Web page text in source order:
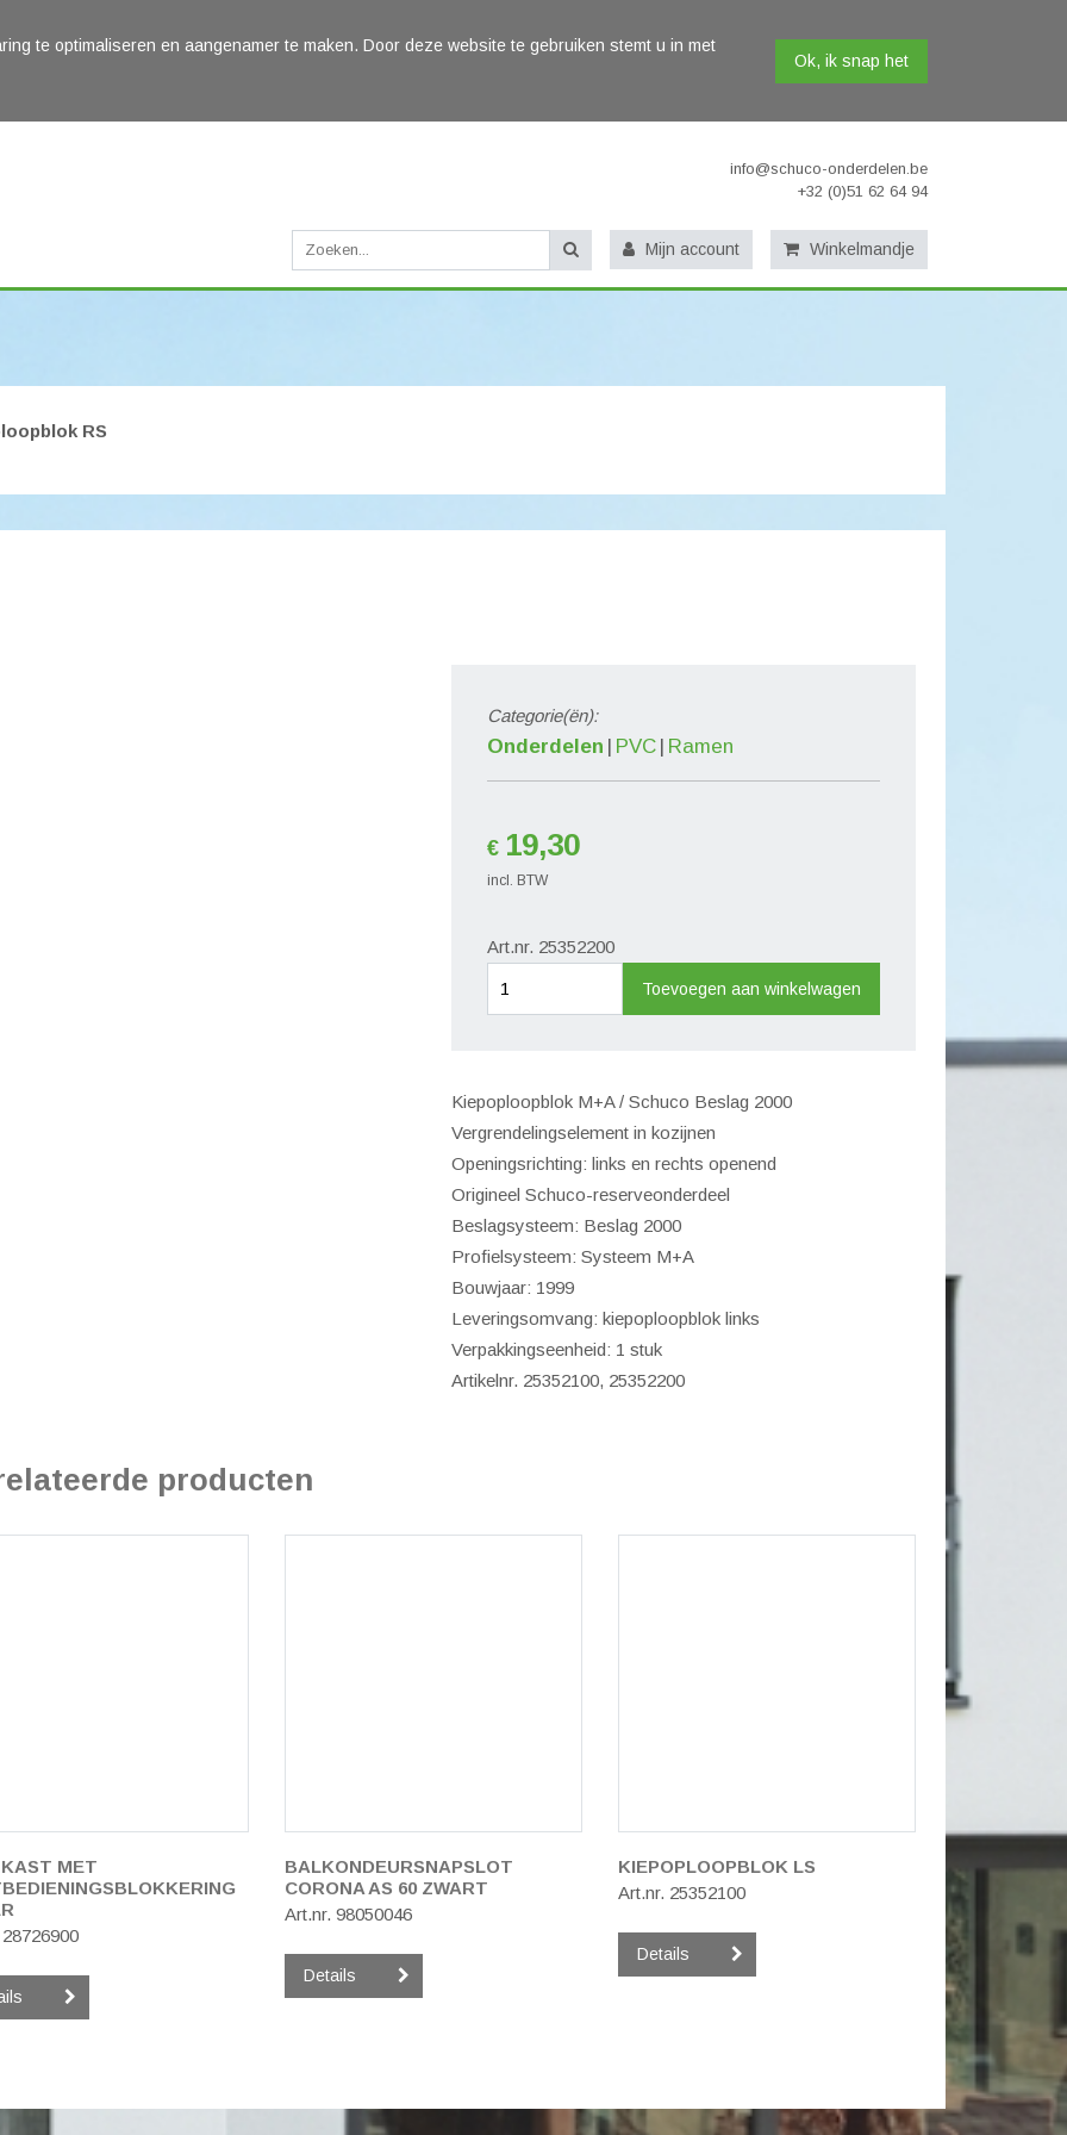
te optimaliseren en aangenamer te maken. Door deze website te gebruiken stemt u in met
Ok, ik snap het
info@schuco-onderdelen.be
+32 (0)51 62 64 94
Mijn account Winkelmandje
RS
Categorie(ën):
Onderdelen PVC Ramen
€ 19,30
incl. BTW
Art.nr. 25352200
Toevoegen aan winkelwagen
Kiepoploopblok M+A / Schuco Beslag 2000
Vergrendelingselement in kozijnen
Openingsrichting: links en rechts openend
Origineel Schuco-reserveonderdeel
Beslagsysteem: Beslag 2000
Profielsysteem: Systeem M+A
Bouwjaar: 1999
Leveringsomvang: kiepoploopblok links
Verpakkingseenheid: 1 stuk
Artikelnr. 25352100, 25352200
producten
MET
BALKONDEURSNAPSLOT
CORONA AS 60 ZWART
Art.nr. 98050046
Details
KIEPOPLOOPBLOK LS
Art.nr. 25352100
Details